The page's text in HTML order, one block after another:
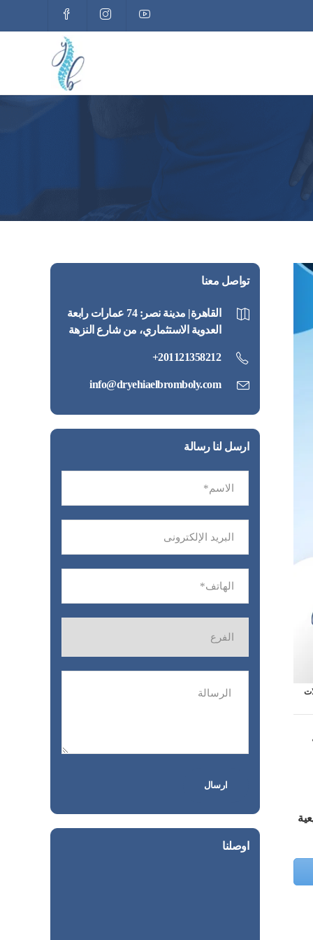
تواصل معنا
القاهرة| مدينة نصر: 74 عمارات رابعة
العدوية الاستثماري، من شارع النزهة
201121358212+
info@dryehiaelbromboly.com
ارسل لنا رسالة
اوصلنا